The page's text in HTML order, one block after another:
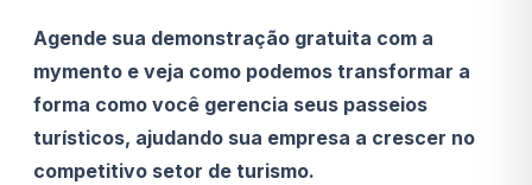
Agende sua demonstração gratuita com a
mymento e veja como podemos transformar a
forma como você gerencia seus passeios
turísticos, ajudando sua empresa a crescer no
competitivo setor de turismo.